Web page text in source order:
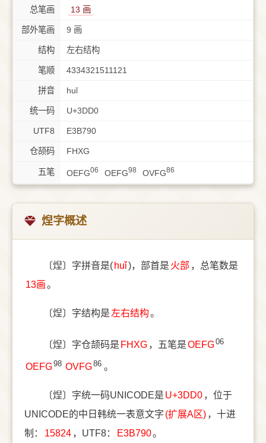
总笔画 13 画
部外笔画 9 画
结构 左右结构
笔顺 4334321511121
拼音 huǐ
统一码 U+3DD0
UTF8 E3B790
仓颉码 FHXG
五笔 OEFG06 OEFG98 OVFG86
㷐字概述
〔㷐〕字拼音是( huǐ)，部首是 ⽕部 ，总笔数是
13画。
〔㷐〕字结构是 左右结构。
〔㷐〕字仓颉码是 FHXG ，五笔是OEFG06
OEFG98 OVFG86 。
〔㷐〕字统一码UNICODE是 U+3DD0 ，位于
UNICODE的中日韩统一表意文字 (扩展A区) ，十进
制：
15824 ，UTF8： E3B790。